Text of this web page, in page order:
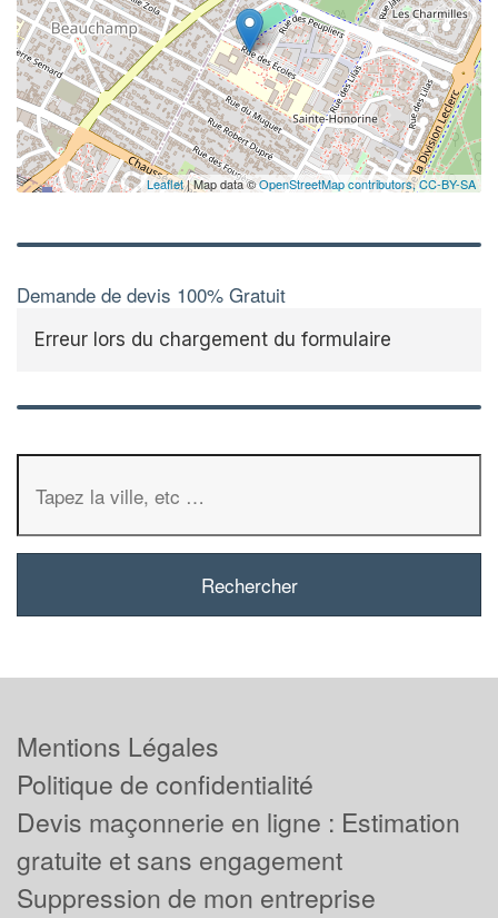
Leaflet| Map data ©OpenStreetMap contributors,CC-BY-SA
Demande de devis 100% Gratuit
Erreur lors du chargement du formulaire
Mentions Légales
Politique de confidentialité
Devis maçonnerie en ligne : Estimation
gratuite et sans engagement
Suppression de mon entreprise